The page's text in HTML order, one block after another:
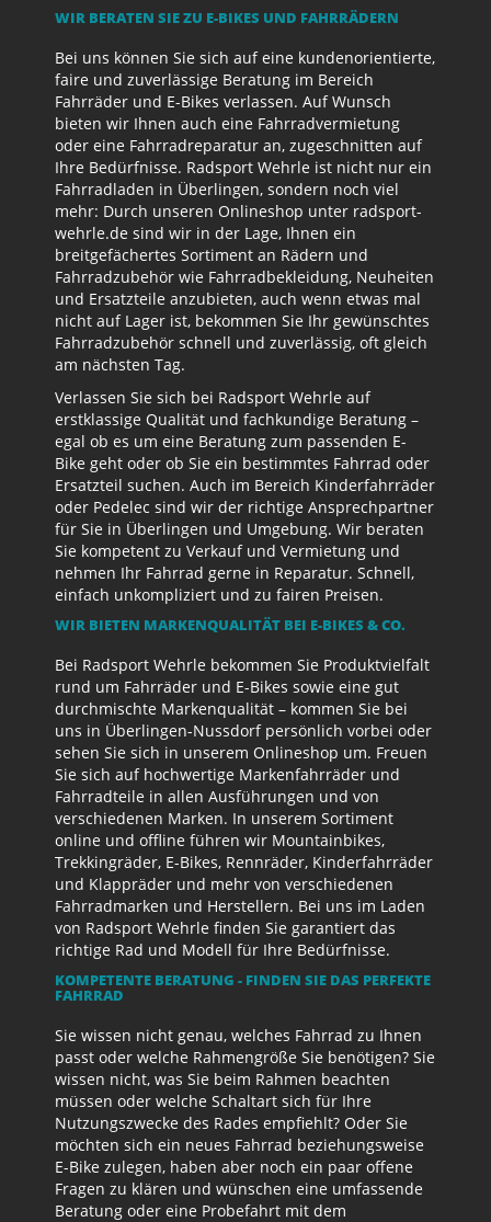
WIR BERATEN SIE ZU E-BIKES UND FAHRRÄDERN
Bei uns können Sie sich auf eine kundenorientierte,
faire und zuverlässige Beratung im Bereich
Fahrräder und E-Bikes verlassen. Auf Wunsch
bieten wir Ihnen auch eine Fahrradvermietung
oder eine Fahrradreparatur an, zugeschnitten auf
Ihre Bedürfnisse. Radsport Wehrle ist nicht nur ein
Fahrradladen in Überlingen, sondern noch viel
mehr: Durch unseren Onlineshop unter radsport-
wehrle.de sind wir in der Lage, Ihnen ein
breitgefächertes Sortiment an Rädern und
Fahrradzubehör wie Fahrradbekleidung, Neuheiten
und Ersatzteile anzubieten, auch wenn etwas mal
nicht auf Lager ist, bekommen Sie Ihr gewünschtes
Fahrradzubehör schnell und zuverlässig, oft gleich
am nächsten Tag.
Verlassen Sie sich bei Radsport Wehrle auf
erstklassige Qualität und fachkundige Beratung –
egal ob es um eine Beratung zum passenden E-
Bike geht oder ob Sie ein bestimmtes Fahrrad oder
Ersatzteil suchen. Auch im Bereich Kinderfahrräder
oder Pedelec sind wir der richtige Ansprechpartner
für Sie in Überlingen und Umgebung. Wir beraten
Sie kompetent zu Verkauf und Vermietung und
nehmen Ihr Fahrrad gerne in Reparatur. Schnell,
einfach unkompliziert und zu fairen Preisen.
WIR BIETEN MARKENQUALITÄT BEI E-BIKES & CO.
Bei Radsport Wehrle bekommen Sie Produktvielfalt
rund um Fahrräder und E-Bikes sowie eine gut
durchmischte Markenqualität – kommen Sie bei
uns in Überlingen-Nussdorf persönlich vorbei oder
sehen Sie sich in unserem Onlineshop um. Freuen
Sie sich auf hochwertige Markenfahrräder und
Fahrradteile in allen Ausführungen und von
verschiedenen Marken. In unserem Sortiment
online und offline führen wir Mountainbikes,
Trekkingräder, E-Bikes, Rennräder, Kinderfahrräder
und Klappräder und mehr von verschiedenen
Fahrradmarken und Herstellern. Bei uns im Laden
von Radsport Wehrle finden Sie garantiert das
richtige Rad und Modell für Ihre Bedürfnisse.
KOMPETENTE BERATUNG - FINDEN SIE DAS PERFEKTE
FAHRRAD
Sie wissen nicht genau, welches Fahrrad zu Ihnen
passt oder welche Rahmengröße Sie benötigen? Sie
wissen nicht, was Sie beim Rahmen beachten
müssen oder welche Schaltart sich für Ihre
Nutzungszwecke des Rades empfiehlt? Oder Sie
möchten sich ein neues Fahrrad beziehungsweise
E-Bike zulegen, haben aber noch ein paar offene
Fragen zu klären und wünschen eine umfassende
Beratung oder eine Probefahrt mit dem